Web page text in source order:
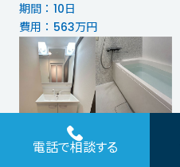
期間 ： 10日
費用 ： 563万円
クリナップでお掃除楽な浴室
洗面リフォーム│越谷市
電話で相談する